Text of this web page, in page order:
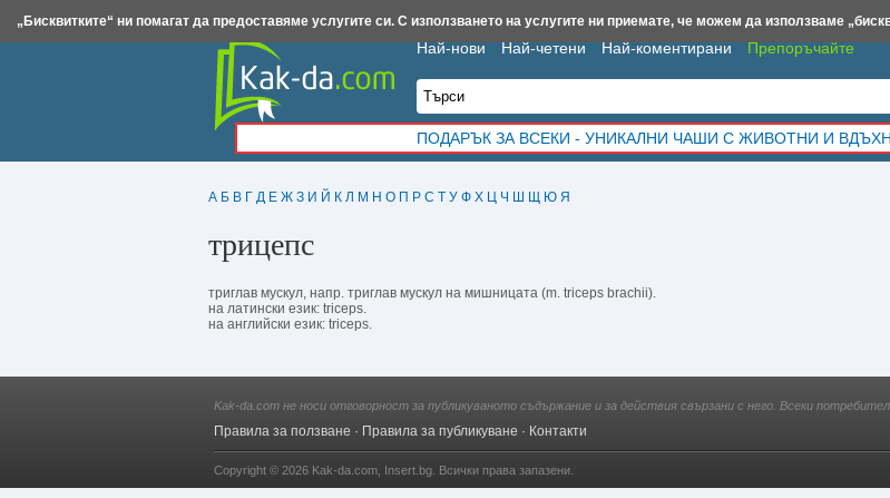
А Б В Г Д Е Ж З И Й К Л М Н О П Р С Т У Ф Х Ц Ч Ш Щ Ю Я
трицепс
триглав мускул, напр. триглав мускул на мишницата (m. triceps brachii).
на латински език: triceps.
на английски език: triceps.
Най-нови Най-четени Най-коментирани Препоръчайте
ПОДАРЪК ЗА ВСЕКИ - УНИКАЛНИ ЧАШИ С ЖИВОТНИ И
Insert.bg Framar.bg Kak-da.com Iztochnik.com BauBau.bg NewAge.bg
Kak-da.com не носи отговорност за публикуваното съдържание и за действия свързани с него. Всеки
Правила за ползване · Правила за публикуване · Контакти
Copyright © 2026 Kak-da.com Insert.bg . Всички права запазени.
„Бисквитките“ ни помагат да предоставяме услугите си. С използването на услугите ни приемате, че можем да използваме